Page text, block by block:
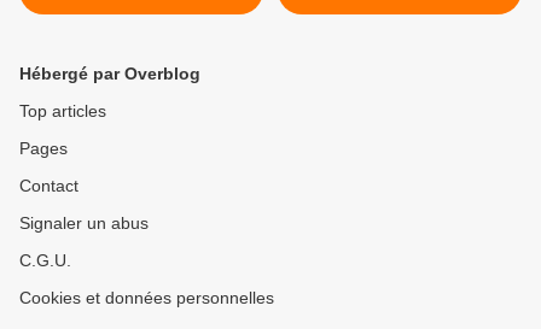
Hébergé par Overblog
Top articles
Pages
Contact
Signaler un abus
C.G.U.
Cookies et données personnelles